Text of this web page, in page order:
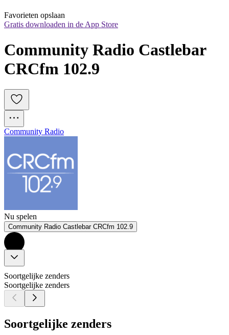
Favorieten opslaan
Gratis downloaden in de App Store
Community Radio Castlebar
CRCfm 102.9
Community Radio
Nu spelen
Community Radio Castlebar CRCfm 102.9
Soortgelijke zenders
Soortgelijke zenders
Soortgelijke zenders